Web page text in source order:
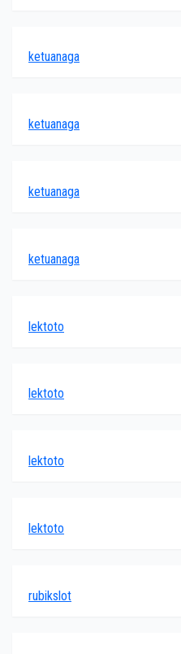
ketuanaga
ketuanaga
ketuanaga
ketuanaga
lektoto
lektoto
lektoto
lektoto
rubikslot